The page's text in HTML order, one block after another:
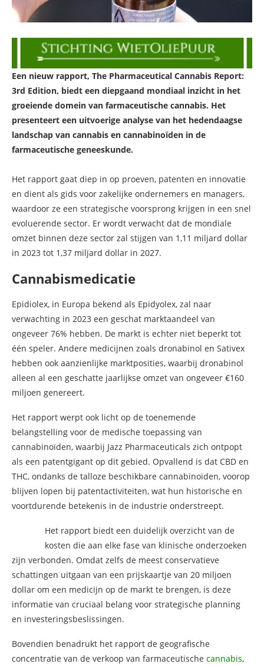
Een nieuw rapport, The Pharmaceutical Cannabis Report:
3rd Edition, biedt een diepgaand mondiaal inzicht in het
groeiende domein van farmaceutische cannabis. Het
presenteert een uitvoerige analyse van het hedendaagse
landschap van cannabis en cannabinoïden in de
farmaceutische geneeskunde.
Het rapport gaat diep in op proeven, patenten en innovatie
en dient als gids voor zakelijke ondernemers en managers,
waardoor ze een strategische voorsprong krijgen in een snel
evoluerende sector. Er wordt verwacht dat de mondiale
omzet binnen deze sector zal stijgen van 1,11 miljard dollar
in 2023 tot 1,37 miljard dollar in 2027.
Cannabismedicatie
Epidiolex, in Europa bekend als Epidyolex, zal naar
verwachting in 2023 een geschat marktaandeel van
ongeveer 76% hebben. De markt is echter niet beperkt tot
één speler. Andere medicijnen zoals dronabinol en Sativex
hebben ook aanzienlijke marktposities, waarbij dronabinol
alleen al een geschatte jaarlijkse omzet van ongeveer €160
miljoen genereert.
Het rapport werpt ook licht op de toenemende
belangstelling voor de medische toepassing van
cannabinoïden, waarbij Jazz Pharmaceuticals zich ontpopt
als een patentgigant op dit gebied. Opvallend is dat CBD en
THC, ondanks de talloze beschikbare cannabinoïden, voorop
blijven lopen bij patentactiviteiten, wat hun historische en
voortdurende betekenis in de industrie onderstreept.
Het rapport biedt een duidelijk overzicht van de
kosten die aan elke fase van klinische onderzoeken
zijn verbonden. Omdat zelfs de meest conservatieve
schattingen uitgaan van een prijskaartje van 20 miljoen
dollar om een ​​medicijn op de markt te brengen, is deze
informatie van cruciaal belang voor strategische planning
en investeringsbeslissingen.
Bovendien benadrukt het rapport de geografische
concentratie van de verkoop van farmaceutische cannabis,